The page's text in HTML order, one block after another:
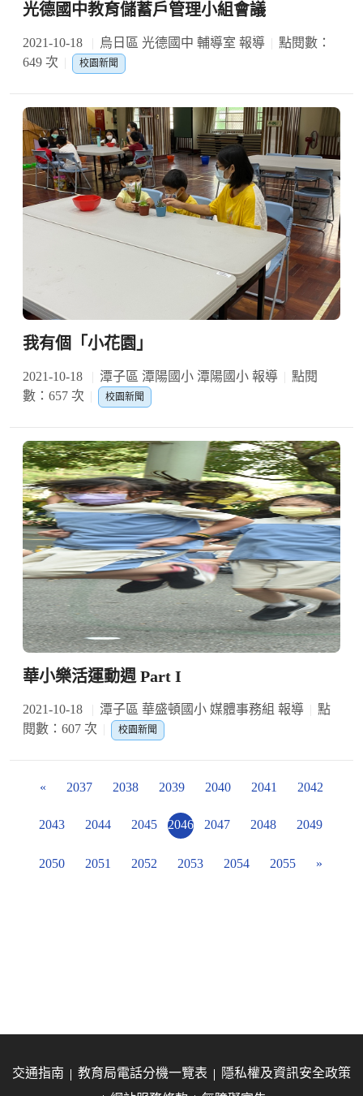
光德國中教育儲蓄戶管理小組會議
2021-10-18 烏日區 光德國中 輔導室 報導
點閱數：
649 次
校園新聞
我有個「小花園」
2021-10-18 潭子區 潭陽國小 潭陽國小 報導
點閱
數：657 次
校園新聞
華小樂活運動週 Part I
2021-10-18 潭子區 華盛頓國小 媒體事務組 報導
點
閱數：607 次
校園新聞
« 2037 2038 2039 2040 2041 2042
2043 2044 2045 2046 2047 2048 2049
2050 2051 2052 2053 2054 2055 »
交通指南 教育局電話分機一覽表
隱私權及資訊安全政策